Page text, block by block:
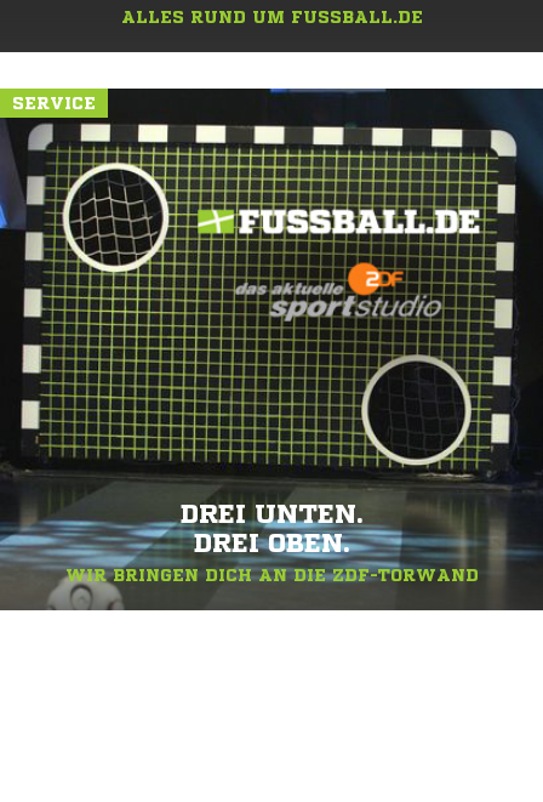
ALLES RUND UM FUSSBALL.DE
SERVICE
DREI UNTEN.
DREI OBEN.
WIR BRINGEN DICH AN DIE ZDF-TORWAND